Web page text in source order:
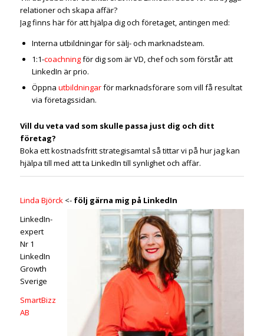
relationer och skapa affär?
Jag finns här för att hjälpa dig och företaget, antingen med:
Interna utbildningar för sälj- och marknadsteam.
1:1-coachningför dig som är VD, chef och som förstår att
LinkedIn är prio.
Öppna utbildningarför marknadsförare som vill få resultat
via företagssidan.
Vill du veta vad som skulle passa just dig och ditt
företag?
Boka ett kostnadsfritt strategisamtal så tittar vi på hur jag kan
hjälpa till med att ta LinkedIn till synlighet och affär.
Linda Björck<- följ gärna mig på LinkedIn
LinkedIn-
expert
Nr 1
LinkedIn
Growth
Sverige
SmartBizz
AB